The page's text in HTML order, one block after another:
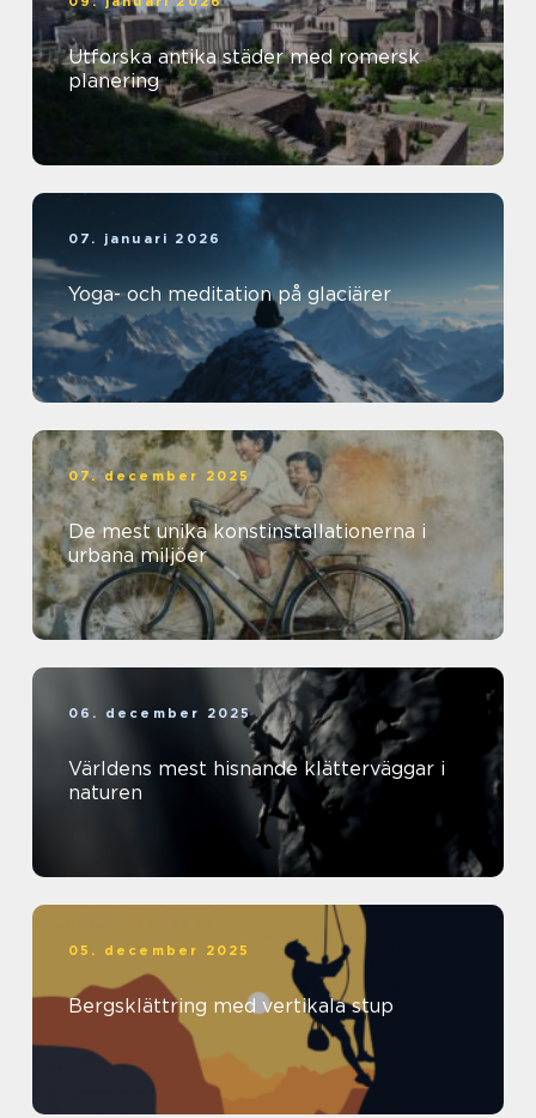
Utforska antika städer med romersk
planering
07. januari 2026
Yoga- och meditation på glaciärer
07. december 2025
De mest unika konstinstallationerna i
urbana miljöer
06. december 2025
Världens mest hisnande klätterväggar i
naturen
05. december 2025
Bergsklättring med vertikala stup